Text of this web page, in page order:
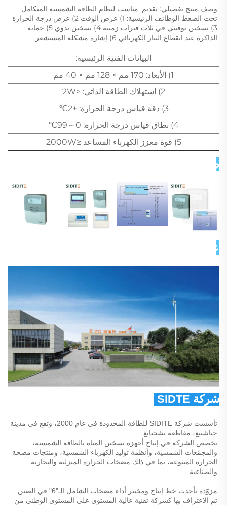
الذاكرة عند انقطاع التيار الكهربائي 6) إشارة مشكلة المستشعر
البيانات الفنية الرئيسية:
1) الأبعاد: 170 مم × 128 مم × 40 مم
2) استهلاك الطاقة الذاتي: <2W
3) دقة قياس درجة الحرارة: ±2℃
4) نطاق قياس درجة الحرارة: 0～99℃
5) قوة معزز الكهرباء المساعد ≤2000W
صور تفصيلية
عن شركتنا
شركة SIDTE للطاقة المحدودة
جياشينغ، مقاطعة تشجيانغ.
والصناعية.